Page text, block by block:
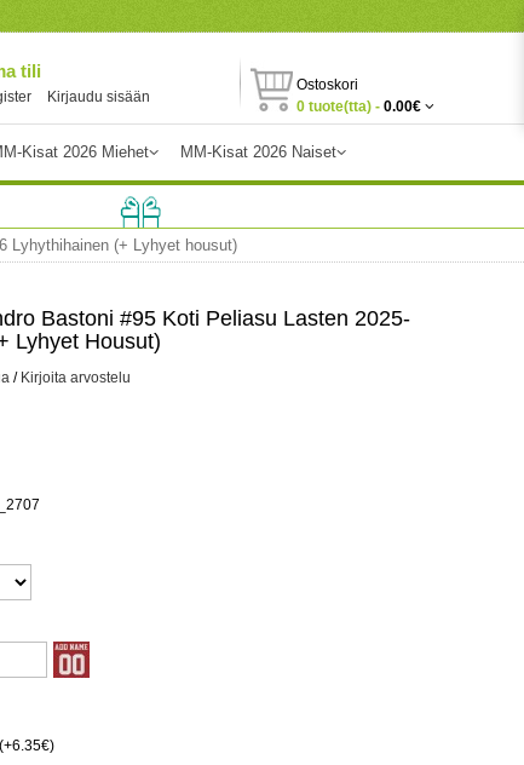
tili
Kirjaudu sisään
Ostoskori
0 tuote(tta) - 0.00€
Kisat 2026 Miehet MM-Kisat 2026 Naiset
Lyhythihainen (+ Lyhyet housut)
Bastoni #95 Koti Peliasu Lasten 2025-
Lyhyet Housut)
/ Kirjoita arvostelu